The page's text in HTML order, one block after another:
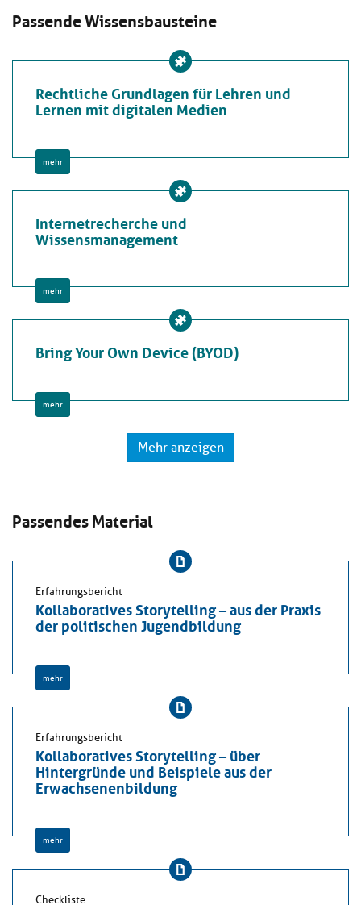
Passende Wissensbausteine
Rechtliche Grundlagen für Lehren und
Lernen mit digitalen Medien
mehr
Internetrecherche und
Wissensmanagement
mehr
Bring Your Own Device (BYOD)
mehr
Mehr anzeigen
Passendes Material
Erfahrungsbericht
Kollaboratives Storytelling – aus der Praxis
der politischen Jugendbildung
mehr
Erfahrungsbericht
Kollaboratives Storytelling – über
Hintergründe und Beispiele aus der
Erwachsenenbildung
mehr
Checkliste